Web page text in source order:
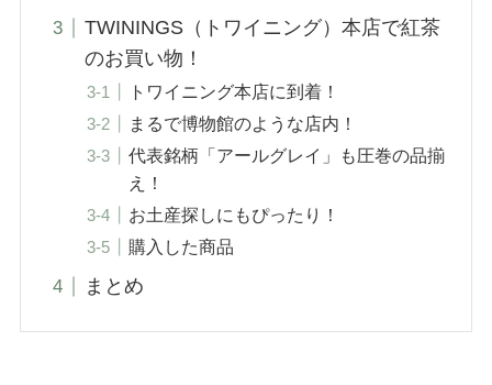
TWININGS（トワイニング）本店で紅茶
のお買い物！
トワイニング本店に到着！
まるで博物館のような店内！
代表銘柄「アールグレイ」も圧巻の品揃
え！
お土産探しにもぴったり！
購入した商品
まとめ